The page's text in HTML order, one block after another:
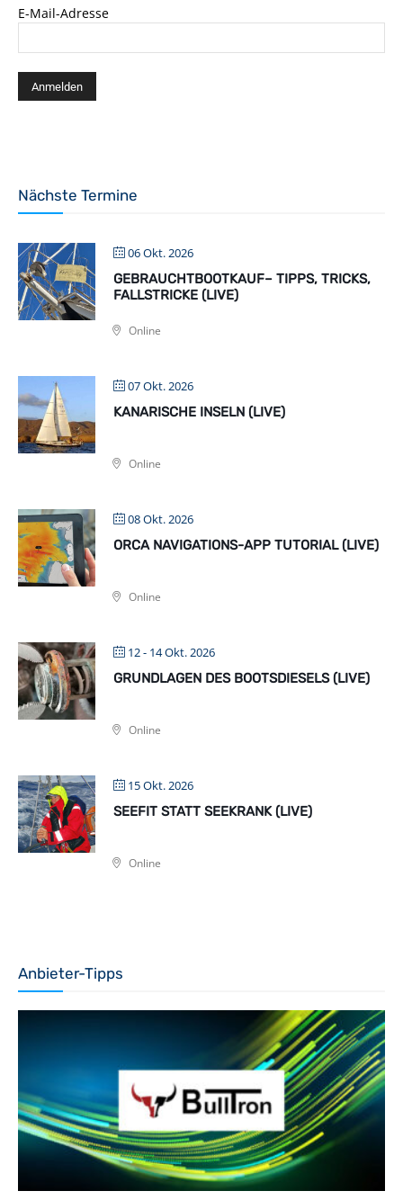
E-Mail-Adresse
Nächste Termine
06 Okt. 2026
GEBRAUCHTBOOTKAUF– TIPPS, TRICKS,
FALLSTRICKE (LIVE)
Online
07 Okt. 2026
KANARISCHE INSELN (LIVE)
Online
08 Okt. 2026
ORCA NAVIGATIONS-APP TUTORIAL (LIVE)
Online
12 - 14 Okt. 2026
GRUNDLAGEN DES BOOTSDIESELS (LIVE)
Online
15 Okt. 2026
SEEFIT STATT SEEKRANK (LIVE)
Online
Anbieter-Tipps